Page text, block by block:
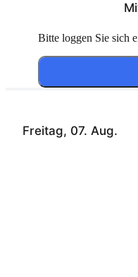
Freitag, 07. Aug.
Bitte loggen Sie sich